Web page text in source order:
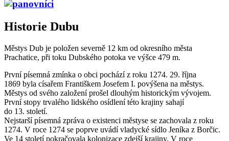
Historie Dubu
Městys Dub je položen severně 12 km od okresního města
Prachatice, při toku Dubského potoka ve výšce 479 m.
První písemná zmínka o obci pochází z roku 1274. 29. října
1869 byla císařem Františkem Josefem I. povýšena na městys.
Městys od svého založení prošel dlouhým historickým vývojem.
První stopy trvalého lidského osídlení této krajiny sahají
do 13. století.
Nejstarší písemná zpráva o existenci městyse se zachovala z roku
1274. V roce 1274 se poprve uvádí vladycké sídlo Jeníka z Borčic.
Ve 14 století pokračovala kolonizace zdejší krajiny. V roce